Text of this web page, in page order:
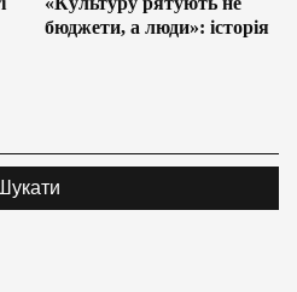
бюджети, а люди»: історія